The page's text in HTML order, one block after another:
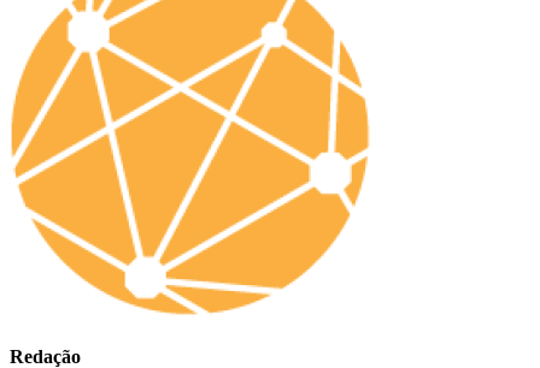
Redação